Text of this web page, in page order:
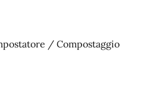
/ Compostaggio